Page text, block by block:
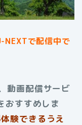
NEXTで配信中で
動画配信サービ
おすすめしま
験できるうえ